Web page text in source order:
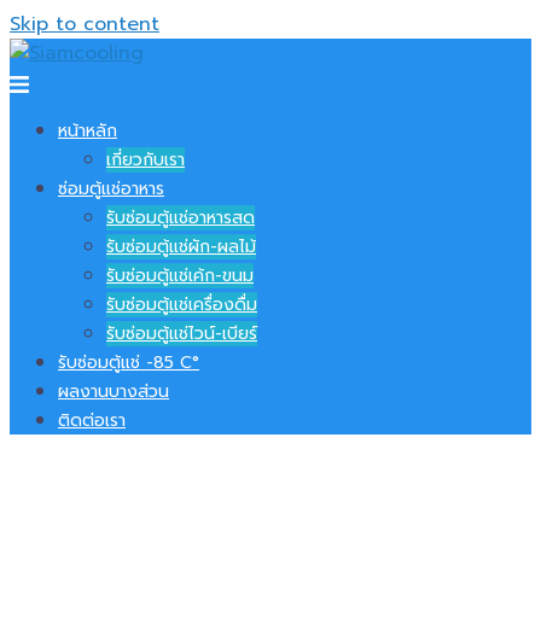
Skip to content
หน้าหลัก
เกี่ยวกับเรา
ซ่อมตู้แช่อาหาร
รับซ่อมตู้แช่อาหารสด
รับซ่อมตู้แช่ผัก-ผลไม้
รับซ่อมตู้แช่เค้ก-ขนม
รับซ่อมตู้แช่เครื่องดื่ม
รับซ่อมตู้แช่ไวน์-เบียร์
รับซ่อมตู้แช่ -​85 C°
ผลงานบางส่วน
ติดต่อเรา